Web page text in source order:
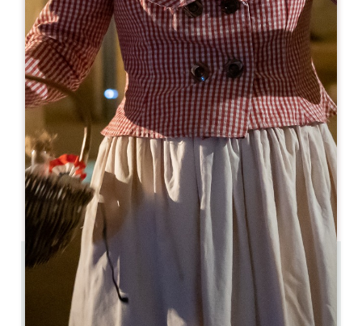
05 57 74 79 70
05 57 74 62 11
tourisme@chateau-saint-georges.com
MESE DI APERTURA
G F M A M G L A S O N D
GIORNI DI APERTURA
L
AM
M
AM
G V S
AM
4.5 km
1h
Copiare il codice GPS